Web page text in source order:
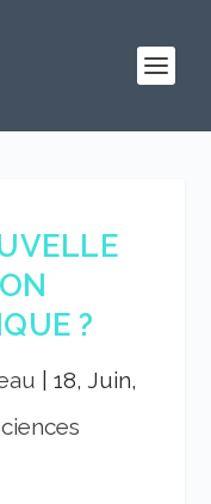
?
18, Juin,